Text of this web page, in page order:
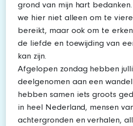
grond van mijn hart
we hier niet alleen om te
bereikt, maar ook om te
de liefde en toewijding van
kan zijn.
Afgelopen zondag hebben
deelgenomen aan een
hebben samen iets groots
in heel Nederland, mensen
achtergronden en verhalen,